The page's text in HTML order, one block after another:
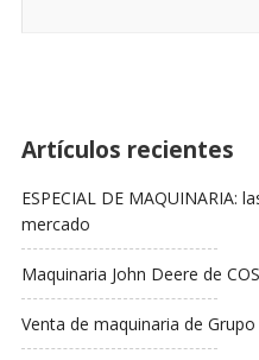
Lateral
Artículos recientes
ESPECIAL DE MAQUINARIA:
mercado
Maquinaria John Deere de
Venta de maquinaria de